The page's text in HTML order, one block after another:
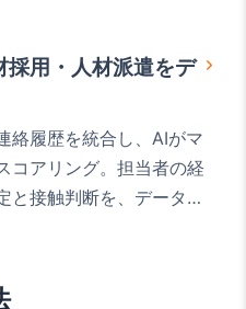
用・人材派遣をデ
絡履歴を統合し、AIがマ
コアリング。担当者の経
と接触判断を、データド